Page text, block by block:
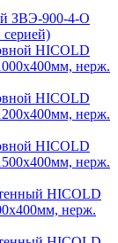
ЗВЭ-900-4-О
серией)
HICOLD
нерж.
HICOLD
нерж.
HICOLD
нерж.
HICOLD
нерж.